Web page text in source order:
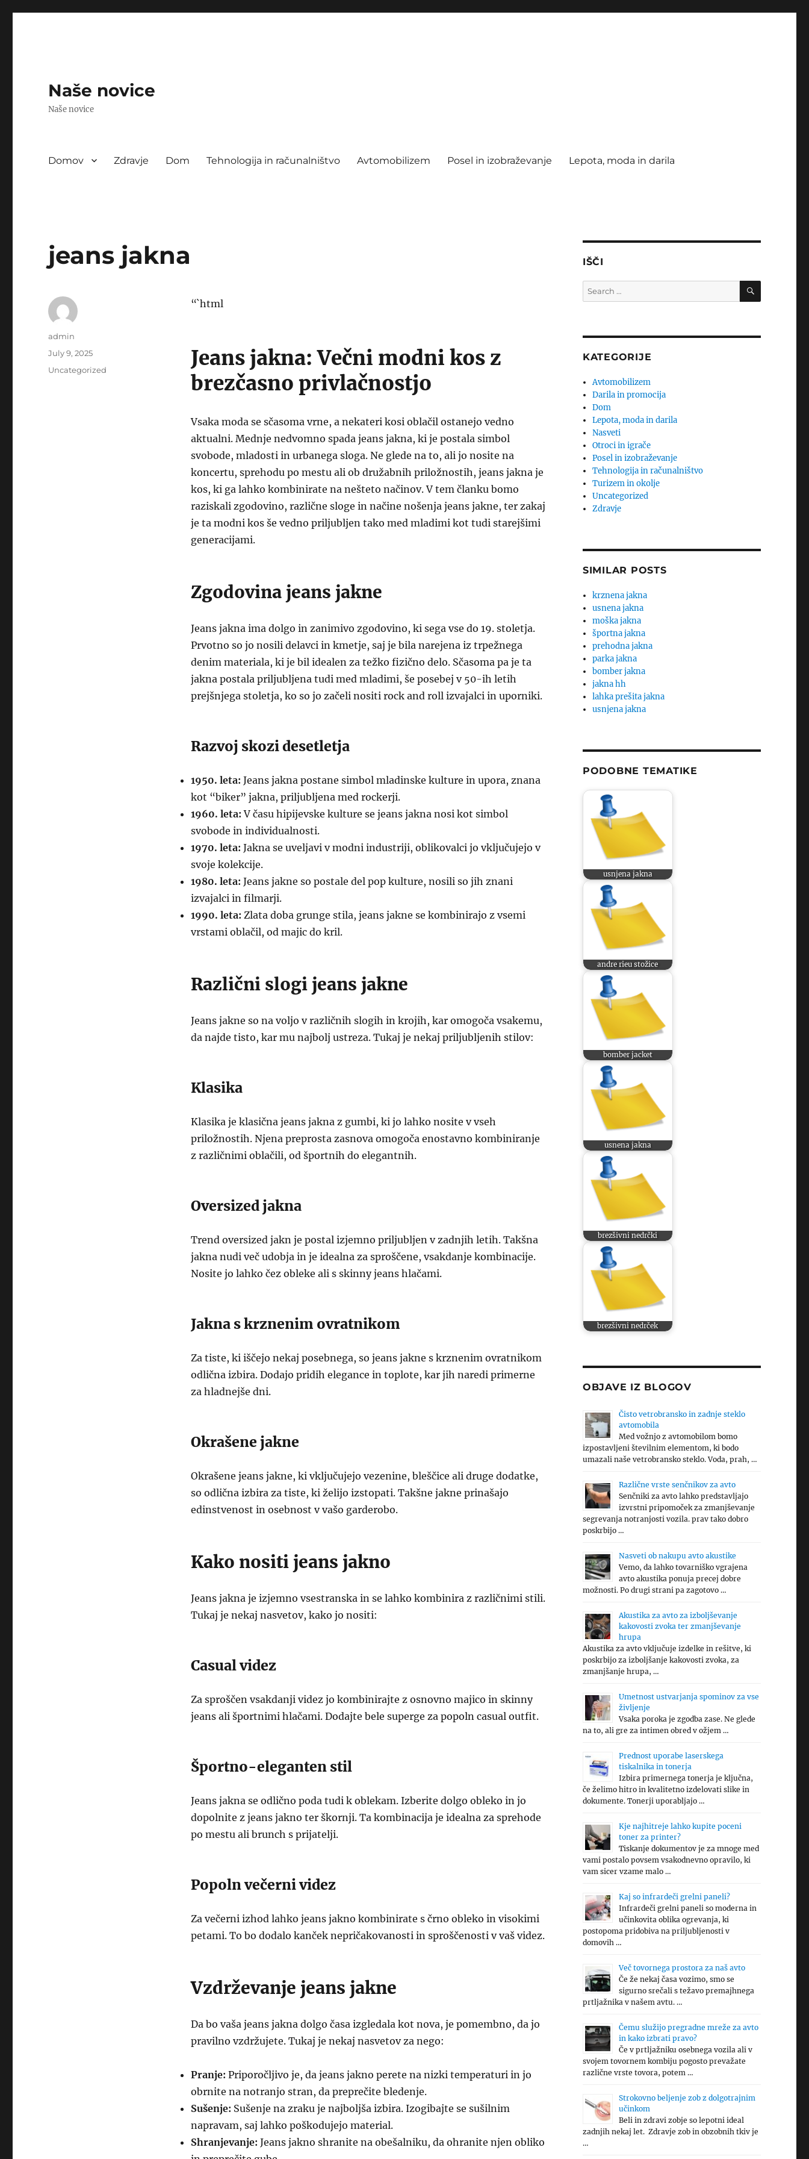
Naše novice
Naše novice
Domov Zdravje Dom Tehnologija in računalništvo Avtomobilizem Posel in izobraževanje Lepota, moda in darila
jeans jakna
“`html
Jeans jakna: Večni modni kos z
brezčasno privlačnostjo
Vsaka moda se sčasoma vrne, a nekateri kosi oblačil ostanejo vedno
aktualni. Mednje nedvomno spada jeans jakna, ki je postala simbol
svobode, mladosti in urbanega sloga. Ne glede na to, ali jo nosite na
koncertu, sprehodu po mestu ali ob družabnih priložnostih, jeans jakna je
kos, ki ga lahko kombinirate na nešteto načinov. V tem članku bomo
raziskali zgodovino, različne sloge in načine nošenja jeans jakne, ter zakaj
je ta modni kos še vedno priljubljen tako med mladimi kot tudi starejšimi
generacijami.
Zgodovina jeans jakne
Jeans jakna ima dolgo in zanimivo zgodovino, ki sega vse do 19. stoletja.
Prvotno so jo nosili delavci in kmetje, saj je bila narejena iz trpežnega
denim materiala, ki je bil idealen za težko fizično delo. Sčasoma pa je ta
jakna postala priljubljena tudi med mladimi, še posebej v 50-ih letih
prejšnjega stoletja, ko so jo začeli nositi rock and roll izvajalci in uporniki.
Razvoj skozi desetletja
1950. leta: Jeans jakna postane simbol mladinske kulture in upora, znana
kot “biker” jakna, priljubljena med rockerji.
1960. leta: V času hipijevske kulture se jeans jakna nosi kot simbol
svobode in individualnosti.
1970. leta: Jakna se uveljavi v modni industriji, oblikovalci jo vključujejo v
svoje kolekcije.
1980. leta: Jeans jakne so postale del pop kulture, nosili so jih znani
izvajalci in filmarji.
1990. leta: Zlata doba grunge stila, jeans jakne se kombinirajo z vsemi
vrstami oblačil, od majic do kril.
Različni slogi jeans jakne
Jeans jakne so na voljo v različnih slogih in krojih, kar omogoča vsakemu,
da najde tisto, kar mu najbolj ustreza. Tukaj je nekaj priljubljenih stilov:
Klasika
Klasika je klasična jeans jakna z gumbi, ki jo lahko nosite v vseh
priložnostih. Njena preprosta zasnova omogoča enostavno kombiniranje
z različnimi oblačili, od športnih do elegantnih.
Oversized jakna
Trend oversized jakn je postal izjemno priljubljen v zadnjih letih. Takšna
jakna nudi več udobja in je idealna za sproščene, vsakdanje kombinacije.
Nosite jo lahko čez obleke ali s skinny jeans hlačami.
Jakna s krznenim ovratnikom
Za tiste, ki iščejo nekaj posebnega, so jeans jakne s krznenim ovratnikom
odlična izbira. Dodajo pridih elegance in toplote, kar jih naredi primerne
za hladnejše dni.
Okrašene jakne
Okrašene jeans jakne, ki vključujejo vezenine, bleščice ali druge dodatke,
so odlična izbira za tiste, ki želijo izstopati. Takšne jakne prinašajo
edinstvenost in osebnost v vašo garderobo.
Kako nositi jeans jakno
Jeans jakna je izjemno vsestranska in se lahko kombinira z različnimi stili.
Tukaj je nekaj nasvetov, kako jo nositi:
Casual videz
Za sproščen vsakdanji videz jo kombinirajte z osnovno majico in skinny
jeans ali športnimi hlačami. Dodajte bele superge za popoln casual outfit.
Športno-eleganten stil
Jeans jakna se odlično poda tudi k oblekam. Izberite dolgo obleko in jo
dopolnite z jeans jakno ter škornji. Ta kombinacija je idealna za sprehode
po mestu ali brunch s prijatelji.
Popoln večerni videz
Za večerni izhod lahko jeans jakno kombinirate s črno obleko in visokimi
petami. To bo dodalo kanček nepričakovanosti in sproščenosti v vaš videz.
Vzdrževanje jeans jakne
Da bo vaša jeans jakna dolgo časa izgledala kot nova, je pomembno, da jo
pravilno vzdržujete. Tukaj je nekaj nasvetov za nego:
Pranje: Priporočljivo je, da jeans jakno perete na nizki temperaturi in jo
obrnite na notranjo stran, da preprečite bledenje.
Sušenje: Sušenje na zraku je najboljša izbira. Izogibajte se sušilnim
napravam, saj lahko poškodujejo material.
Shranjevanje: Jeans jakno shranite na obešalniku, da ohranite njen obliko
Author
admin
Posted
July 9, 2025
Categories
Uncategorized
IŠČI
Search
for:
SEARCH
KATEGORIJE
Avtomobilizem
Darila in promocija
Dom
Lepota, moda in darila
Nasveti
Otroci in igrače
Posel in izobraževanje
Tehnologija in računalništvo
Turizem in okolje
Uncategorized
Zdravje
SIMILAR POSTS
krznena jakna
usnena jakna
moška jakna
športna jakna
prehodna jakna
parka jakna
bomber jakna
jakna hh
lahka prešita jakna
usnjena jakna
PODOBNE TEMATIKE
usnjena jakna
andre rieu stožice
bomber jacket
usnena jakna
brezšivni nedrčki
brezšivni nedrček
OBJAVE IZ BLOGOV
Čisto vetrobransko in zadnje steklo
avtomobila
Med vožnjo z avtomobilom bomo
izpostavljeni številnim elementom, ki bodo
umazali naše vetrobransko steklo. Voda, prah, …
Različne vrste senčnikov za avto
Senčniki za avto lahko predstavljajo
izvrstni pripomoček za zmanjševanje
segrevanja notranjosti vozila. prav tako dobro
poskrbijo …
Nasveti ob nakupu avto akustike
Vemo, da lahko tovarniško vgrajena
avto akustika ponuja precej dobre
možnosti. Po drugi strani pa zagotovo …
Akustika za avto za izboljševanje
kakovosti zvoka ter zmanjševanje
hrupa
Akustika za avto vključuje izdelke in rešitve, ki
poskrbijo za izboljšanje kakovosti zvoka, za
zmanjšanje hrupa, …
Umetnost ustvarjanja spominov za vse
življenje
Vsaka poroka je zgodba zase. Ne glede
na to, ali gre za intimen obred v ožjem …
Prednost uporabe laserskega
tiskalnika in tonerja
Izbira primernega tonerja je ključna,
če želimo hitro in kvalitetno izdelovati slike in
dokumente. Tonerji uporabljajo …
Kje najhitreje lahko kupite poceni
toner za printer?
Tiskanje dokumentov je za mnoge med
vami postalo povsem vsakodnevno opravilo, ki
vam sicer vzame malo …
Kaj so infrardeči grelni paneli?
Infrardeči grelni paneli so moderna in
učinkovita oblika ogrevanja, ki
postopoma pridobiva na priljubljenosti v
domovih …
Več tovornega prostora za naš avto
Če že nekaj časa vozimo, smo se
sigurno srečali s težavo premajhnega
prtljažnika v našem avtu. …
Čemu služijo pregradne mreže za avto
in kako izbrati pravo?
Če v prtljažniku osebnega vozila ali v
svojem tovornem kombiju pogosto prevažate
različne vrste tovora, potem …
Strokovno beljenje zob z dolgotrajnim
učinkom
Beli in zdravi zobje so lepotni ideal
zadnjih nekaj let. Zdravje zob in obzobnih tkiv je
…